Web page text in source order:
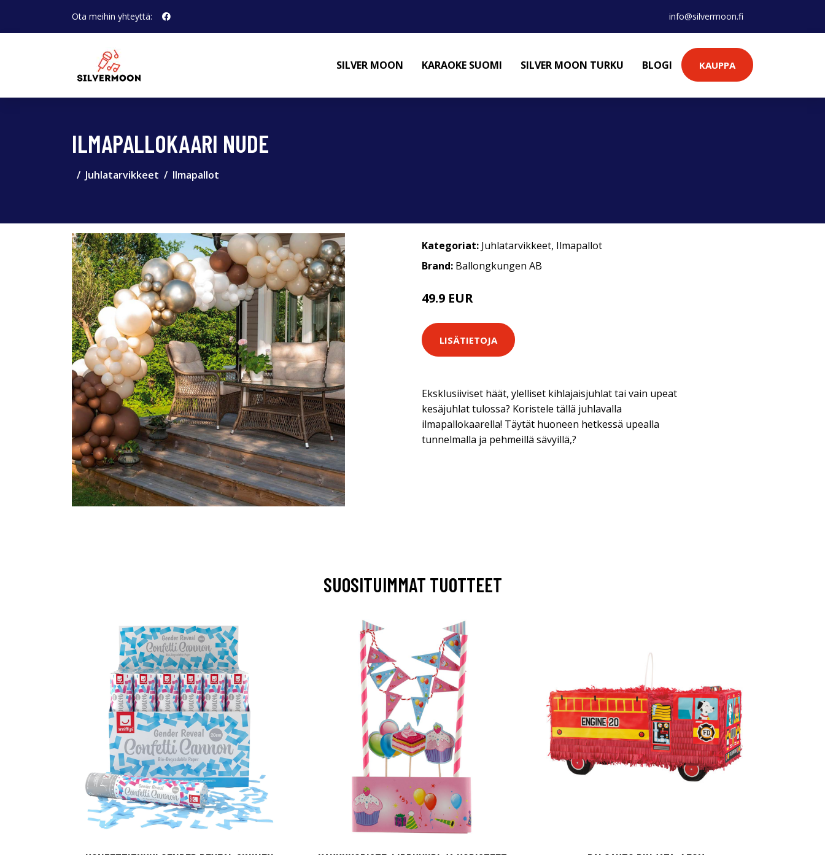
Ota meihin yhteyttä: info@silvermoon.fi
SILVER MOON KARAOKE SUOMI SILVER MOON TURKU BLOGI KAUPPA
ILMAPALLOKAARI NUDE
Juhlatarvikkeet Ilmapallot
Kategoriat: Juhlatarvikkeet, Ilmapallot
Brand: Ballongkungen AB
49.9 EUR
LISÄTIETOJA
Eksklusiiviset häät, ylelliset kihlajaisjuhlat tai vain upeat
kesäjuhlat tulossa? Koristele tällä juhlavalla
ilmapallokaarella! Täytät huoneen hetkessä upealla
tunnelmalla ja pehmeillä sävyillä,?
SUOSITUIMMAT TUOTTEET